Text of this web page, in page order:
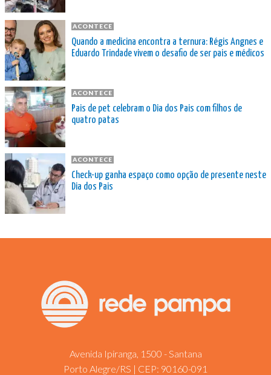
ACONTECE
Quando a medicina encontra a ternura: Régis Angnes e
Eduardo Trindade vivem o desafio de ser pais e médicos
ACONTECE
Pais de pet celebram o Dia dos Pais com filhos de
quatro patas
ACONTECE
Check-up ganha espaço como opção de presente neste
Dia dos Pais
Avenida Ipiranga, 1500 - Santana
Porto Alegre/RS | CEP: 90160-091